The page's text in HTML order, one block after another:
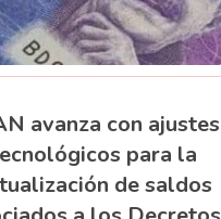
avanza con ajustes
para la
de saldos